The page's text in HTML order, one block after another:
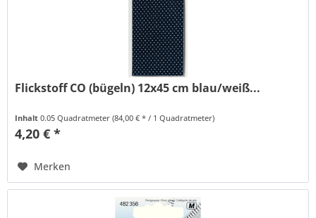
Flickstoff CO (bügeln) 12x45 cm blau/weiß...
Inhalt0.05 Quadratmeter(84,00 € * / 1 Quadratmeter)
4,20 € *
Merken